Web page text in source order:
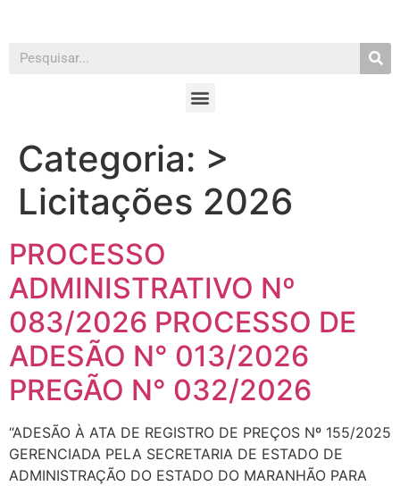
Categoria: >
Licitações 2026
PROCESSO
ADMINISTRATIVO Nº
083/2026 PROCESSO DE
ADESÃO N° 013/2026
PREGÃO N° 032/2026
“ADESÃO À ATA DE REGISTRO DE PREÇOS Nº 155/2025
GERENCIADA PELA SECRETARIA DE ESTADO DE
ADMINISTRAÇÃO DO ESTADO DO MARANHÃO PARA